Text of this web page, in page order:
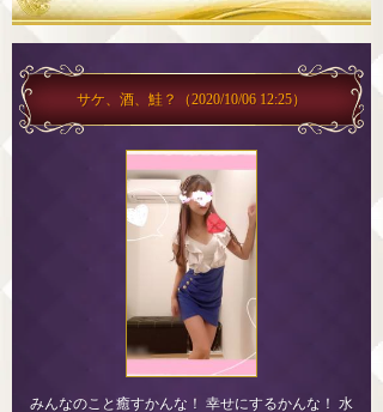
サケ、酒、鮭？ （2020/10/06 12:25）
みんなのこと癒すかんな！ 幸せにするかんな！ 水